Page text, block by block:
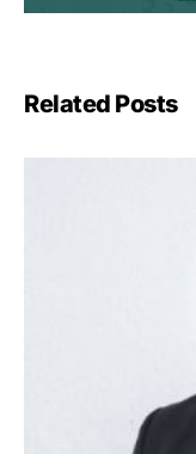
Related Posts